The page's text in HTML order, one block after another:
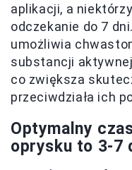
aplikacji, a
odczekanie do 7
umożliwia
substancji
co zwiększa
przeciwdziała ich
Optymalny
oprysku to 3-7